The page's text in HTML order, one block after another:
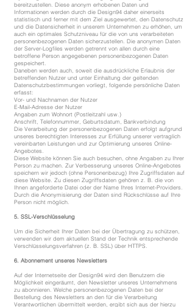
bereitzustellen. Diese anonym erhobenen Daten und
Informationen werden durch die Design94 daher einerseits
statistisch und ferner mit dem Ziel ausgewertet, den Datenschutz
und die Datensicherheit in unserem Unternehmen zu erhöhen, um
auch ein optimales Schutzniveau für die von uns verarbeiteten
personenbezogenen Daten sicherzustellen. Die anonymen Daten
der Server-Logfiles werden getrennt von allen durch eine
betroffene Person angegebenen personenbezogenen Daten
gespeichert.
Daneben werden auch, soweit die ausdrückliche Erlaubnis der
betreffenden Nutzer und unter Einhaltung der geltenden
Datenschutzbestimmungen vorliegt, folgende persönliche Daten
erfasst:
Vor- und Nachnamen der Nutzer
E-Mail-Adresse der Nutzer
Angaben zum Wohnort (Postleitzahl usw.)
Anschrift, Telefonnummer, Geburtsdatum, Bankverbindung
Die Verarbeitung der personenbezogenen Daten erfolgt aufgrund
unseres berechtigten Interesses zur Erfüllung unserer vertraglich
vereinbarten Leistungen und zur Optimierung unseres Online-
Angebotes.
Diese Website können Sie auch besuchen, ohne Angaben zu Ihrer
Person zu machen. Zur Verbesserung unseres Online-Angebotes
speichern wir jedoch (ohne Personenbezug) Ihre Zugriffsdaten auf
diese Website. Zu diesen Zugriffsdaten gehören z. B. die von
Ihnen angeforderte Datei oder der Name Ihres Internet-Providers.
Durch die Anonymisierung der Daten sind Rückschlüsse auf Ihre
Person nicht möglich.
5. SSL-Verschlüsselung
Um die Sicherheit Ihrer Daten bei der Übertragung zu schützen,
verwenden wir dem aktuellen Stand der Technik entsprechende
Verschlüsselungsverfahren (z. B. SSL) über HTTPS.
6. Abonnement unseres Newsletters
Auf der Internetseite der Design94 wird den Benutzern die
Möglichkeit eingeräumt, den Newsletter unseres Unternehmens
zu abonnieren. Welche personenbezogenen Daten bei der
Bestellung des Newsletters an den für die Verarbeitung
Verantwortlichen übermittelt werden, ergibt sich aus der hierzu